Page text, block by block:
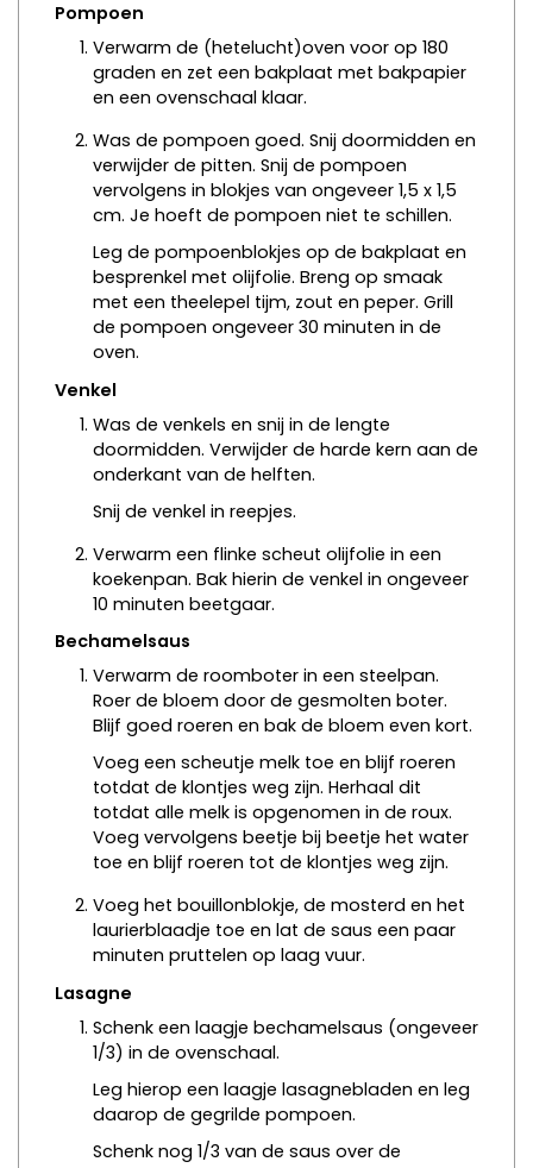
Pompoen
Verwarm de (hetelucht)oven voor op 180
graden en zet een bakplaat met bakpapier
en een ovenschaal klaar.
Was de pompoen goed. Snij doormidden en
verwijder de pitten. Snij de pompoen
vervolgens in blokjes van ongeveer 1,5 x 1,5
cm. Je hoeft de pompoen niet te schillen.
Leg de pompoenblokjes op de bakplaat en
besprenkel met olijfolie. Breng op smaak
met een theelepel tijm, zout en peper. Grill
de pompoen ongeveer 30 minuten in de
oven.
Venkel
Was de venkels en snij in de lengte
doormidden. Verwijder de harde kern aan de
onderkant van de helften.
Snij de venkel in reepjes.
Verwarm een flinke scheut olijfolie in een
koekenpan. Bak hierin de venkel in ongeveer
10 minuten beetgaar.
Bechamelsaus
Verwarm de roomboter in een steelpan.
Roer de bloem door de gesmolten boter.
Blijf goed roeren en bak de bloem even kort.
Voeg een scheutje melk toe en blijf roeren
totdat de klontjes weg zijn. Herhaal dit
totdat alle melk is opgenomen in de roux.
Voeg vervolgens beetje bij beetje het water
toe en blijf roeren tot de klontjes weg zijn.
Voeg het bouillonblokje, de mosterd en het
laurierblaadje toe en lat de saus een paar
minuten pruttelen op laag vuur.
Lasagne
Schenk een laagje bechamelsaus (ongeveer
1/3) in de ovenschaal.
Leg hierop een laagje lasagnebladen en leg
daarop de gegrilde pompoen.
Schenk nog 1/3 van de saus over de